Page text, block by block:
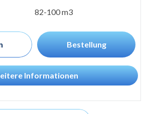
82-100 m3
Bestellung
Informationen